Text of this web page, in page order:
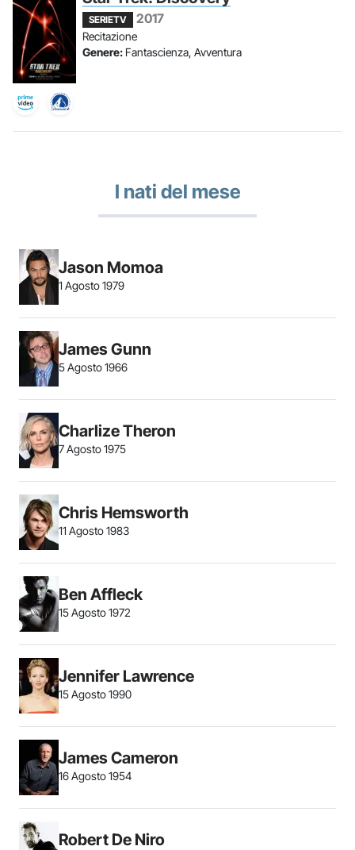
SERIETV 2017
Recitazione
Genere: Fantascienza, Avventura
I nati del mese
Jason Momoa
1 Agosto 1979
James Gunn
5 Agosto 1966
Charlize Theron
7 Agosto 1975
Chris Hemsworth
11 Agosto 1983
Ben Affleck
15 Agosto 1972
Jennifer Lawrence
15 Agosto 1990
James Cameron
16 Agosto 1954
Robert De Niro